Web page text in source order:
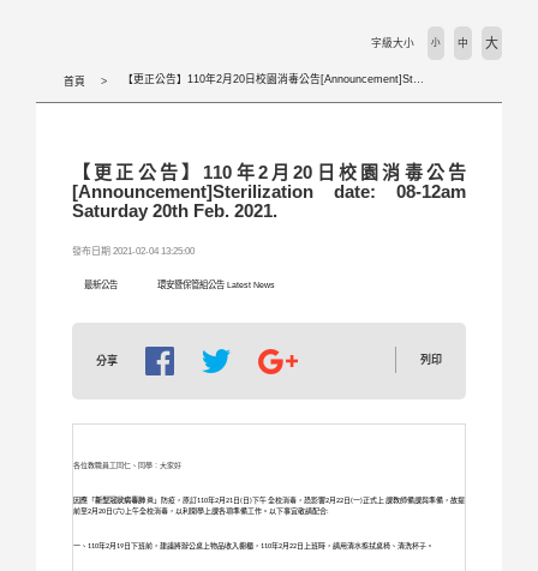
首頁 【更正公告】110年2月20日校園消毒公告[Announcement]Sterilization date: 08-12am Saturday 20th Feb. 2021.
字級大小 小 中 大
【更正公告】110年2月20日校園消毒公告
[Announcement]Sterilization date: 08-12am
Saturday 20th Feb. 2021.
發布日期 2021-02-04 13:25:00
最新公告 環安暨保管組公告 Latest News
分享 列印
各位教職員工同仁、同學：大家好
因應 「新型冠狀病毒肺炎」 防疫，原訂 110年2月21日(日) 下午全校消毒，恐影響2月22日(一)正式上課教師備課與準備，故提
前至2月20日(六) 上午全校消毒，以利開學上課各項準備工作。以下事宜敬請配合:
一、 110年2月19日下班前，建議將辦公桌上物品收入櫥櫃， 110年2月22日上班時， 請用清水擦拭桌椅、清洗杯子。